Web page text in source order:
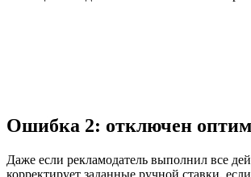
Ошибка 2: отключен
Даже если рекламодатель выполнил все
корректирует заданные ручной ставки,